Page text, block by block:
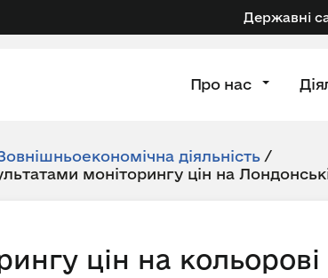
Державні
Про нас
діяльність /
моніторингу цін на
цін на